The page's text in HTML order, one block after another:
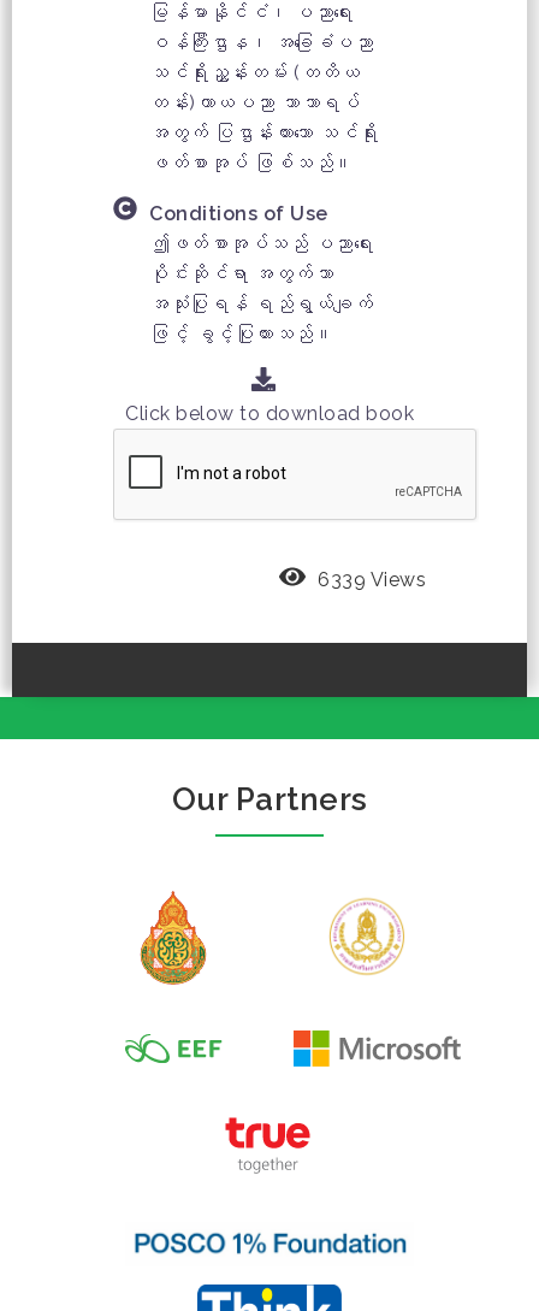
မြန်မာနိုင်ငံ၊ ပညာရေး
ဝန်ကြီးဌာန၊ အခြေခံပညာ
သင်ရိုးညွှန်းတမ်း (တတိယ
တန်း)ကာယပညာ ဘာသာရပ်
အတွက် ပြဌာန်းထားသော သင်ရိုး
ဖတ်စာအုပ် ဖြစ်သည်။
Conditions of Use
ဤဖတ်စာအုပ်သည် ပညာရေး
ပိုင်းဆိုင်ရာ အတွက်သာ
အသုံးပြုရန် ရည်ရွယ်ချက်
ဖြင့် ခွင့်ပြုထားသည်။
Click below to download book
6339 Views
Our Partners